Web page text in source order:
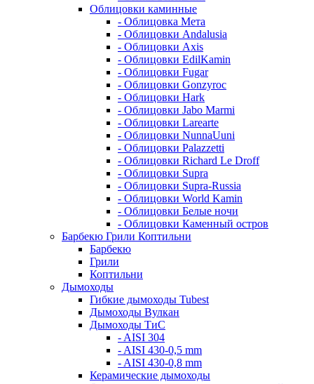
Облицовки каминные
- Облицовка Мета
- Облицовки Andalusia
- Облицовки Axis
- Облицовки EdilKamin
- Облицовки Fugar
- Облицовки Gonzyroc
- Облицовки Hark
- Облицовки Jabo Marmi
- Облицовки Larearte
- Облицовки NunnaUuni
- Облицовки Palazzetti
- Облицовки Richard Le Droff
- Облицовки Supra
- Облицовки Supra-Russia
- Облицовки World Kamin
- Облицовки Белые ночи
- Облицовки Каменный остров
Барбекю Грили Коптильни
Барбекю
Грили
Коптильни
Дымоходы
Гибкие дымоходы Tubest
Дымоходы Вулкан
Дымоходы ТиС
- AISI 304
- AISI 430-0,5 mm
- AISI 430-0,8 mm
Керамические дымоходы